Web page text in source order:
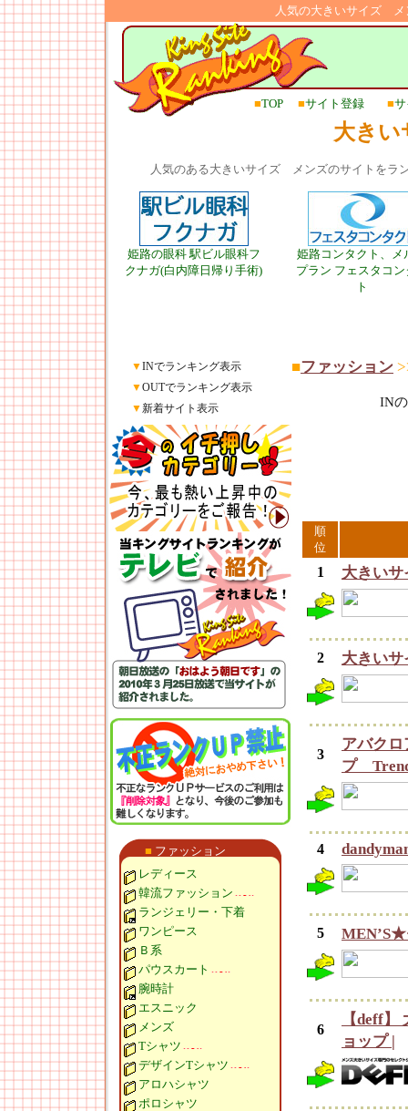
人気の大きいサイズ メ
■TOP ■サイト登録 ■
大き
人気のある大きいサイズ メンズのサイトをラ
姫路の眼科 駅ビル眼科フ
クナガ(白内障日帰り手術)
姫路コンタクト、メ
プラン フェスタコン
ト
▼INでランキング表示
▼OUTでランキング表示
▼新着サイト表示
■ ファッション
レディース
韓流ファッション
ランジェリー・下着
ワンピース
Ｂ系
パウスカート
腕時計
エスニック
メンズ
Tシャツ
デザインTシャツ
アロハシャツ
ポロシャツ
■ファッション
IN
順
位
1 大きい
2 大きい
3
アバク
プ
4
5
6
【deff
ョップ |